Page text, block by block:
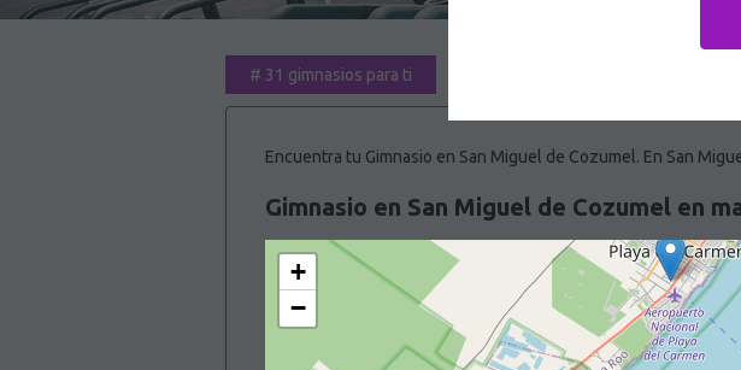
# 31 gimnasios para ti
Encuentra tu Gimnasio en San Miguel de Cozumel. En San
Gimnasio en San Miguel de Cozumel en
+
−